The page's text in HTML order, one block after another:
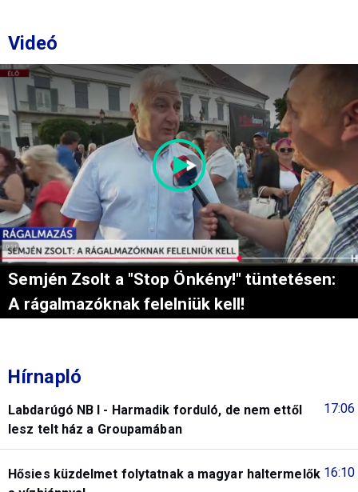
Videó
Semjén Zsolt a "Stop Önkény!" tüntetésen:
A rágalmazóknak felelniük kell!
Hírnapló
17:06
Labdarúgó NB I - Harmadik forduló, de nem ettől
lesz telt ház a Groupamában
16:10
Hősies küzdelmet folytatnak a magyar haltermelők